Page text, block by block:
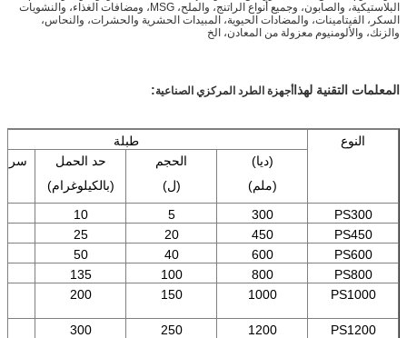
البلاستيكية، والصابون، وجميع أنواع الراتنج، والملح، MSG، ومضافات الغذاء، والنشويات
السكر، الفيتامينات، والمضادات الحيوية، المبيدات الحشرية والحشرات، والنحاس،
والزنك، والألومنيوم معزولة من المعادن، الخ
المعلمات التقنية لهذا أجهزة الطرد المركزي الصناعية:
النوع
طبلة
(ديا)
(ملم)
الحجم
(ل)
حد الحمل
(بالكيلوغرام)
PS300
300
5
10
PS450
450
20
25
PS600
600
40
50
PS800
800
100
135
PS1000
1000
150
200
PS1200
1200
250
300